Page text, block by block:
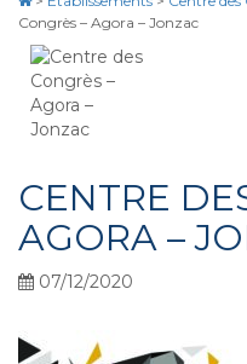
Congrès – Agora – Jonzac
CENTRE
AGORA –
07/12/2020